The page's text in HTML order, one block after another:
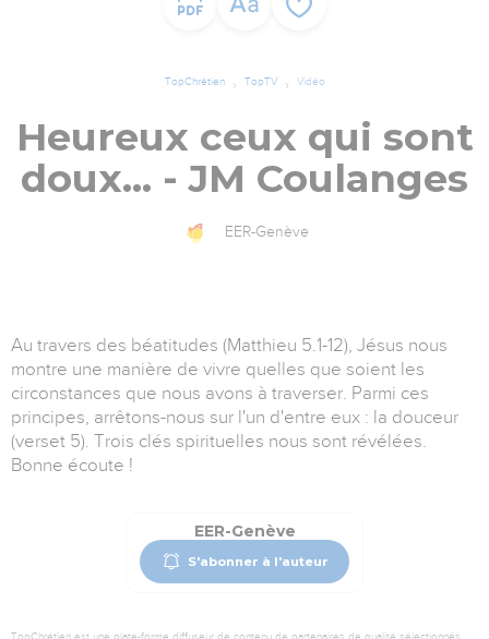
TopChrétien TopTV Vidéo
Heureux ceux qui sont
doux... - JM Coulanges
EER-Genève
Au travers des béatitudes (Matthieu 5.1-12), Jésus nous
montre une manière de vivre quelles que soient les
circonstances que nous avons à traverser. Parmi ces
principes, arrêtons-nous sur l'un d'entre eux : la douceur
(verset 5). Trois clés spirituelles nous sont révélées.
Bonne écoute !
EER-Genève
S'abonner à l'auteur